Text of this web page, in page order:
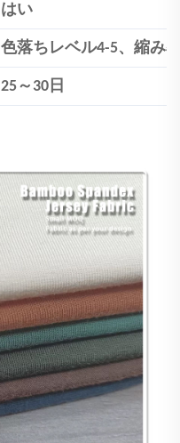
はい
色落ちレベル4-5、縮み
25～30日